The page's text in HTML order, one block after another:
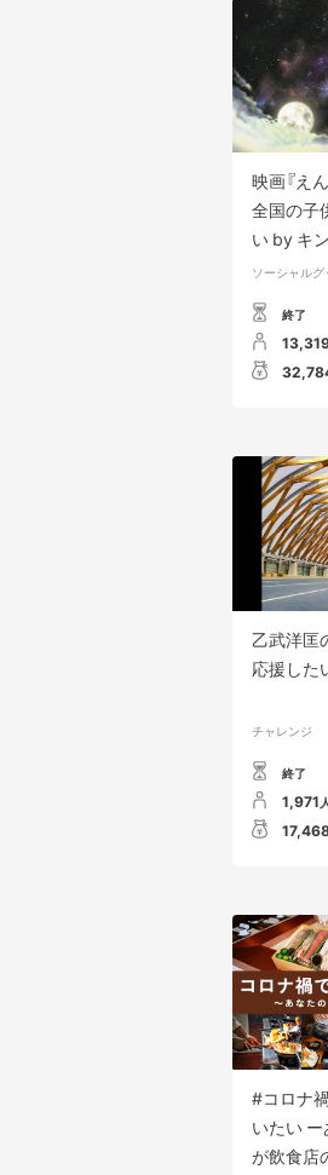
映画『え
全国の子
い by キ
ソーシャルグ
終了
乙武洋匡
応援した
チャレンジ
終了
1,971 人
#コロナ
いたい
が飲食店